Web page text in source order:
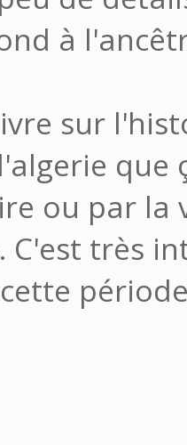
à
sur
que
ou par la
C'est très